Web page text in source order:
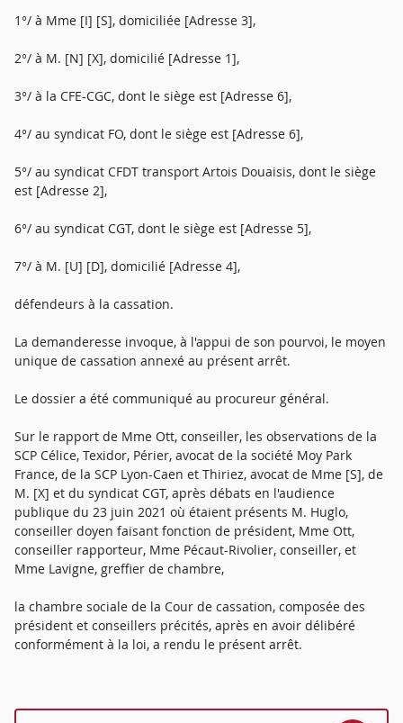
1°/ à Mme [I] [S], domiciliée [Adresse 3],
2°/ à M. [N] [X], domicilié [Adresse 1],
3°/ à la CFE-CGC, dont le siège est [Adresse 6],
4°/ au syndicat FO, dont le siège est [Adresse 6],
5°/ au syndicat CFDT transport Artois Douaisis, dont le siège
est [Adresse 2],
6°/ au syndicat CGT, dont le siège est [Adresse 5],
7°/ à M. [U] [D], domicilié [Adresse 4],
défendeurs à la cassation.
La demanderesse invoque, à l'appui de son pourvoi, le moyen
unique de cassation annexé au présent arrêt.
Le dossier a été communiqué au procureur général.
Sur le rapport de Mme Ott, conseiller, les observations de la
SCP Célice, Texidor, Périer, avocat de la société Moy Park
France, de la SCP Lyon-Caen et Thiriez, avocat de Mme [S], de
M. [X] et du syndicat CGT, après débats en l'audience
publique du 23 juin 2021 où étaient présents M. Huglo,
conseiller doyen faisant fonction de président, Mme Ott,
conseiller rapporteur, Mme Pécaut-Rivolier, conseiller, et
Mme Lavigne, greffier de chambre,
la chambre sociale de la Cour de cassation, composée des
président et conseillers précités, après en avoir délibéré
conformément à la loi, a rendu le présent arrêt.